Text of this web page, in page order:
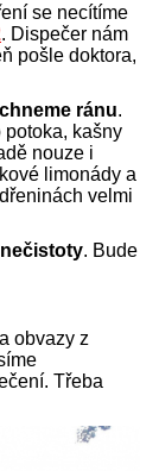
se necítíme
. Dispečer nám
pošle doktora,
ránu.
potoka, kašny
nouze i
limonády a
velmi
. Bude
obvazy z
Třeba